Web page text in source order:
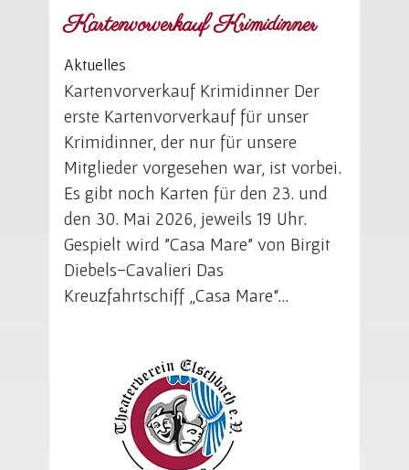
Kartenvorverkauf Krimidinner
Aktuelles
Kartenvorverkauf Krimidinner Der
erste Kartenvorverkauf für unser
Krimidinner, der nur für unsere
Mitglieder vorgesehen war, ist vorbei.
Es gibt noch Karten für den 23. und
den 30. Mai 2026, jeweils 19 Uhr.
Gespielt wird "Casa Mare" von Birgit
Diebels-Cavalieri Das
Kreuzfahrtschiff „Casa Mare“…